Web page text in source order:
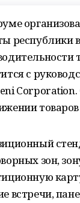
республики
с
Corporation.
зон,
встречи,